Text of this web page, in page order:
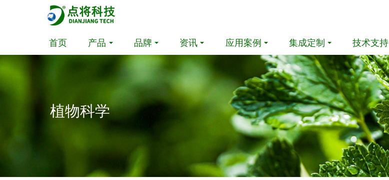
首页 产品 品牌 资讯 应用案例 集成定制 技术支持
植物科学